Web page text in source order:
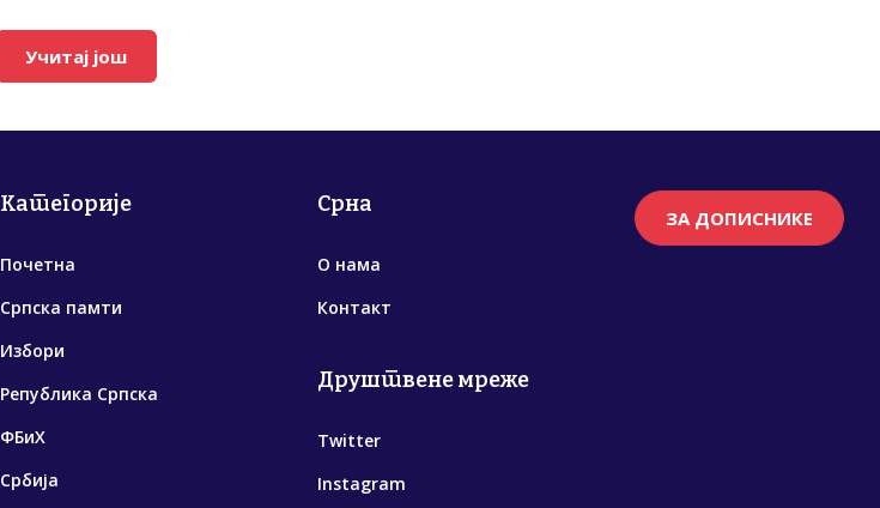
Учитај још
Категорије
Почетна
Српска памти
Избори
Република Српска
ФБиХ
Србија
Срна
О нама
Контакт
Друштвене мреже
Twitter
Instagram
ЗА ДОПИСНИКЕ